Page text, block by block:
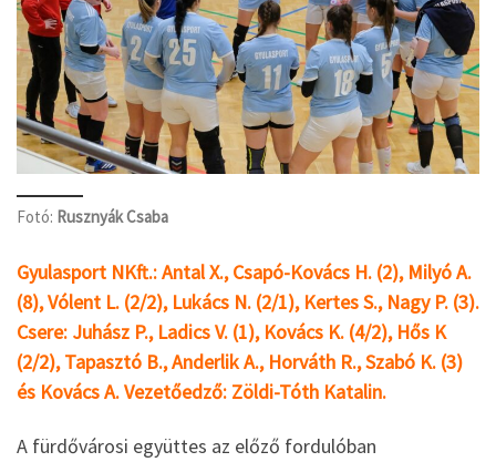
Fotó: Rusznyák Csaba
Gyulasport NKft.: Antal X., Csapó-Kovács H. (2), Milyó A.
(8), Vólent L. (2/2), Lukács N. (2/1), Kertes S., Nagy P. (3).
Csere: Juhász P., Ladics V. (1), Kovács K. (4/2), Hős K
(2/2), Tapasztó B., Anderlik A., Horváth R., Szabó K. (3)
és Kovács A. Vezetőedző: Zöldi-Tóth Katalin.
A fürdővárosi együttes az előző fordulóban